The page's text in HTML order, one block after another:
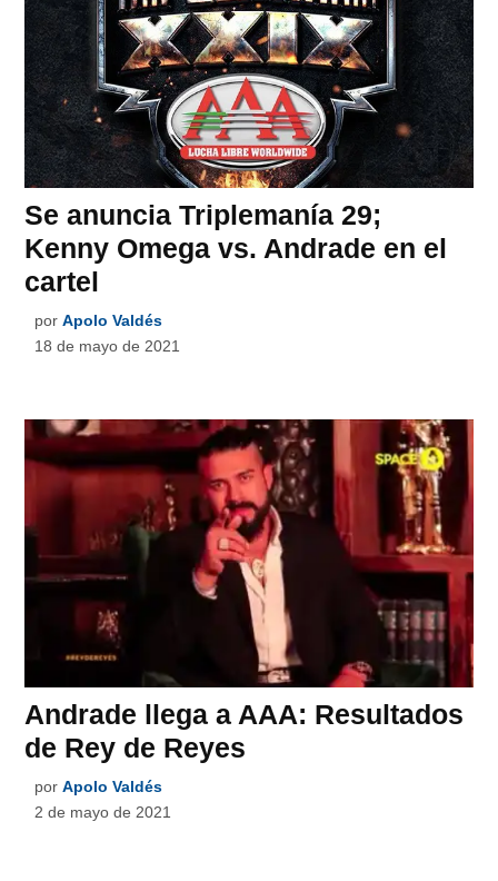
Se anuncia Triplemanía 29;
Kenny Omega vs. Andrade en el
cartel
por Apolo Valdés
18 de mayo de 2021
Andrade llega a AAA: Resultados
de Rey de Reyes
por Apolo Valdés
2 de mayo de 2021